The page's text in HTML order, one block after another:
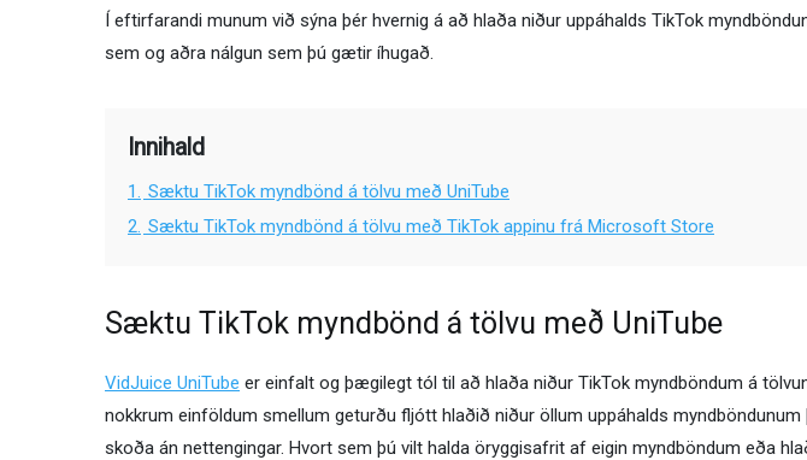
Í eftirfarandi munum við sýna þér hvernig á að hlaða niður uppáhalds TikTok
sem og aðra nálgun sem þú gætir íhugað.
Innihald
1.
Sæktu TikTok myndbönd á tölvu með UniTube
2. Sæktu TikTok myndbönd á tölvu með TikTok appinu frá Microsoft Store
Sæktu TikTok myndbönd á tölvu með UniTube
VidJuice UniTube er einfalt og þægilegt tól til að hlaða niður TikTok myndböndum á
nokkrum einföldum smellum geturðu fljótt hlaðið niður öllum uppáhalds
skoða án nettengingar. Hvort sem þú vilt halda öryggisafrit af eigin myndböndum eða